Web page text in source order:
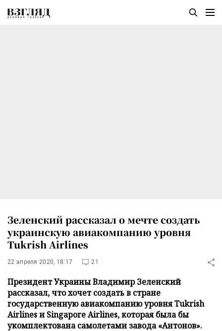
Зеленский рассказал о мечте создать
украинскую авиакомпанию уровня
Tukrish Airlines
22 апреля 2020, 18:17 21
Президент Украины Владимир Зеленский
рассказал, что хочет создать в стране
государственную авиакомпанию уровня Tukrish
Airlines и Singapore Airlines, которая была бы
укомплектована самолетами завода «Антонов».